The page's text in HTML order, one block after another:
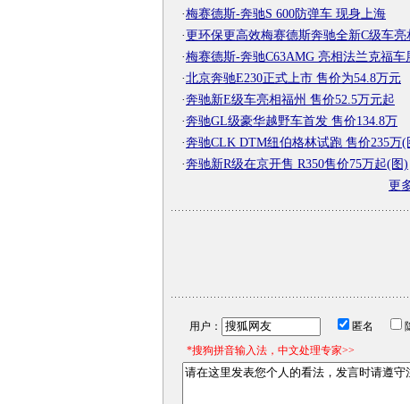
·梅赛德斯-奔驰S 600防弹车 现身上海
· 更环保更高效梅赛德斯奔驰全新C级车亮
·梅赛德斯-奔驰C63AMG 亮相法兰克福车
·北京奔驰E230正式上市 售价为54.8万元
·奔驰新E级车亮相福州 售价52.5万元起
·奔驰GL级豪华越野车首发 售价134.8万
·奔驰CLK DTM纽伯格林试跑 售价235万(
·奔驰新R级在京开售 R350售价75万起(图)
更
用户： 匿名
*搜狗拼音输入法，中文处理专家>>